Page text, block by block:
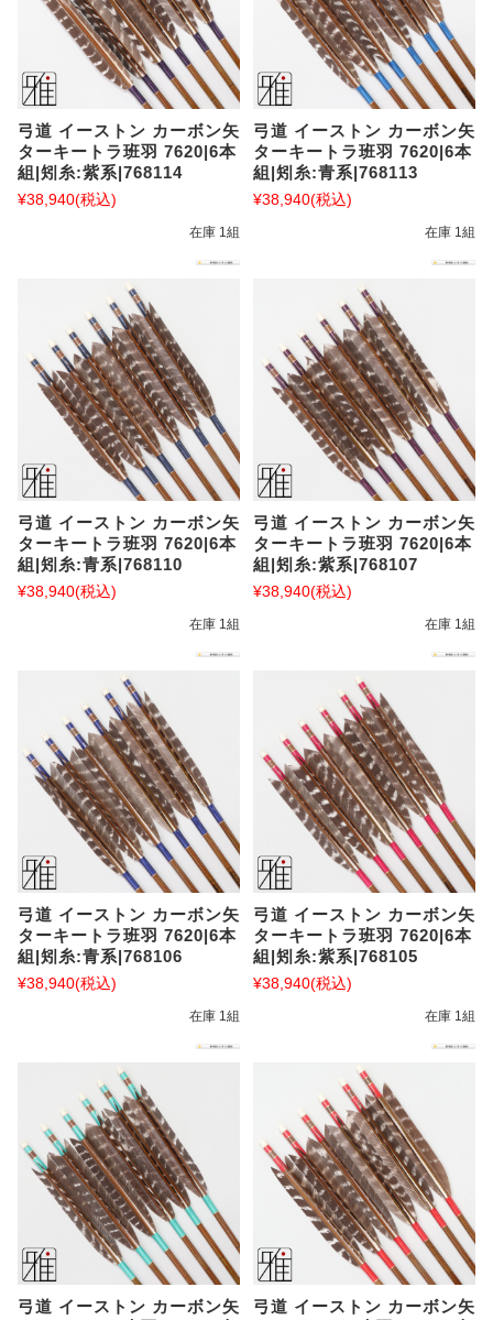
弓道 イーストン カーボン矢
ターキートラ班羽 7620|6本
組|矧糸:紫系|768114
¥38,940(税込)
在庫 1組
弓道 イーストン カーボン矢
ターキートラ班羽 7620|6本
組|矧糸:青系|768113
¥38,940(税込)
在庫 1組
弓道 イーストン カーボン矢
ターキートラ班羽 7620|6本
組|矧糸:青系|768110
¥38,940(税込)
在庫 1組
弓道 イーストン カーボン矢
ターキートラ班羽 7620|6本
組|矧糸:紫系|768107
¥38,940(税込)
在庫 1組
弓道 イーストン カーボン矢
ターキートラ班羽 7620|6本
組|矧糸:青系|768106
¥38,940(税込)
在庫 1組
弓道 イーストン カーボン矢
ターキートラ班羽 7620|6本
組|矧糸:紫系|768105
¥38,940(税込)
在庫 1組
弓道 イーストン カーボン矢
弓道 イーストン カーボン矢